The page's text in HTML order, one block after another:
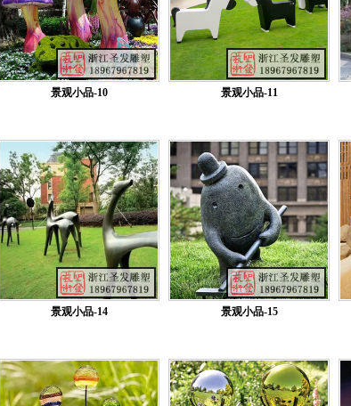
景观小品-10 景观小品-11
景观小品-14 景观小品-15